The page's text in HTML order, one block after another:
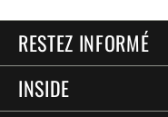
RESTEZ INFORMÉ
INSIDE